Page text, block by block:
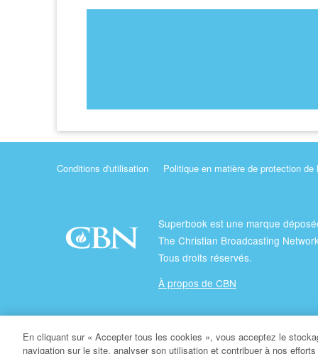
Conditions d'utilisation Politique en matière de protection de
Superbook est une marque
The Christian Broadcasting
Tous droits réservés.
À propos de CBN
© Copyright 2026 The Christian Broadcasting Network.
En cliquant sur « Accepter tous les cookies », vous acceptez le
navigation sur le site, analyser son utilisation et contribuer à nos